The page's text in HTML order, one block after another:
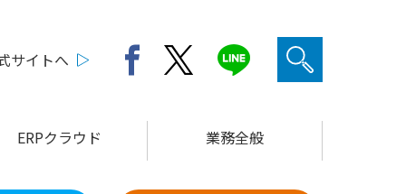
サイトへ
ERPクラウド 業務全般